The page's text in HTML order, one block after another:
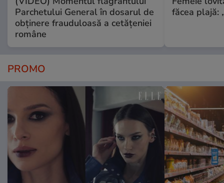
Parchetului General în dosarul de
obținere frauduloasă a cetățeniei
române
făcea plajă:
PROMO